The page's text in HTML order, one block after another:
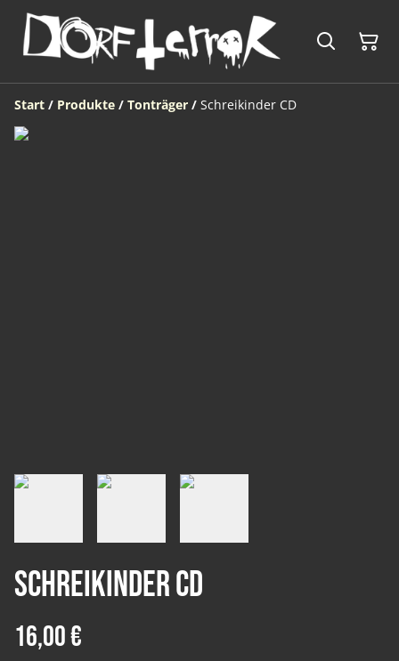
Start / Produkte / Tonträger / Schreikinder CD
Schreikinder CD
16,00 €